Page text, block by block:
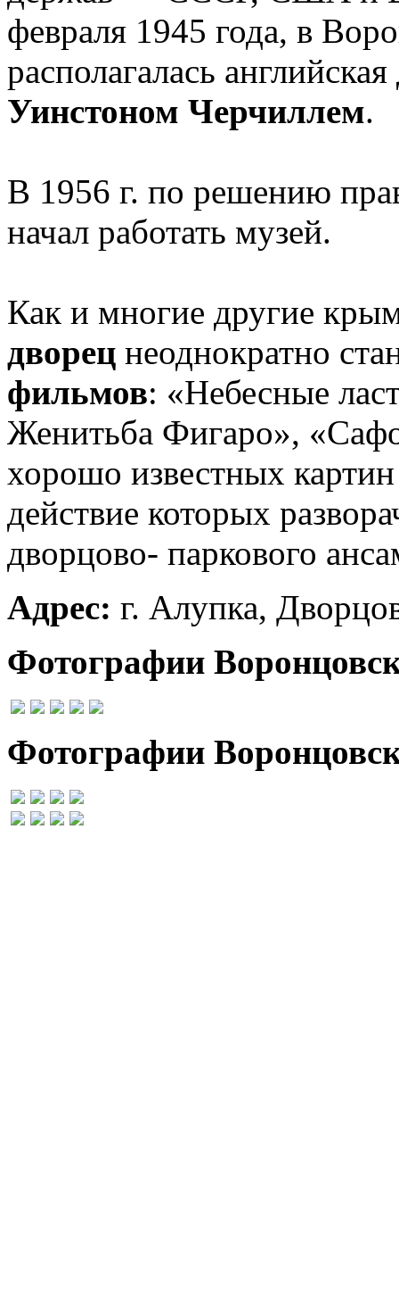
февраля 1945 года, в
располагалась
Уинстоном Черчиллем.
В 1956 г. по решению
начал работать музей.
Как и многие другие
дворец неоднократно
фильмов: «Небесные
Женитьба Фигаро»,
хорошо известных картин
действие которых
дворцово- паркового
Адрес: г. Алупка,
Фотографии
Фотографии